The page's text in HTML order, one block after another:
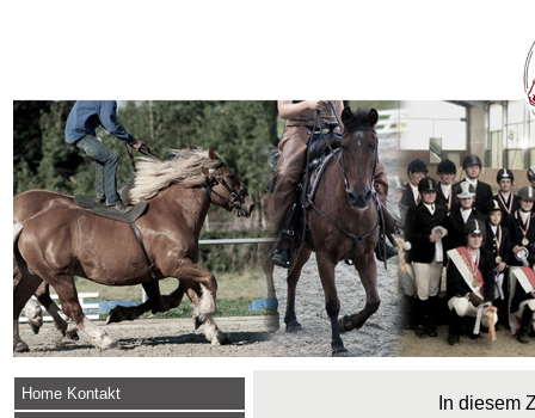
Home Kontakt
In diesem